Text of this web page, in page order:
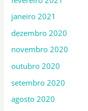
janeiro 2021
dezembro 2020
novembro 2020
outubro 2020
setembro 2020
agosto 2020